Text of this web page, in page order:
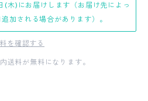
木)にお届けします（お届け先によっ
加される場合があります）。
を確認する
料が無料になります。